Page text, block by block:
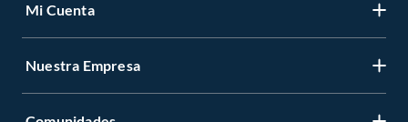
Contáctanos
Tiendas y horarios
Mi Cuenta
Registrate
Nuestra Empresa